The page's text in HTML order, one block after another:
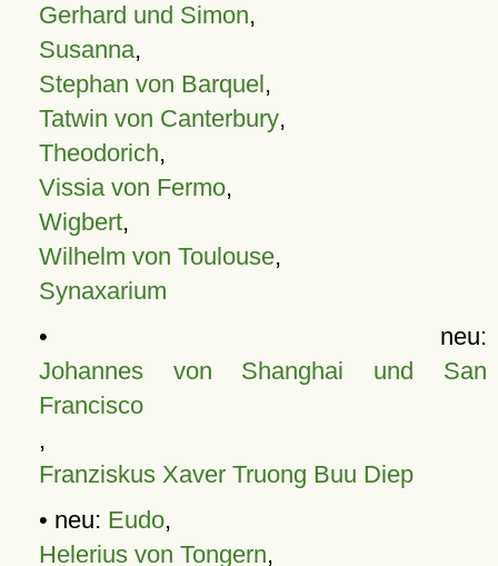
Gerhard und Simon,
Susanna,
Stephan von Barquel,
Tatwin von Canterbury,
Theodorich,
Vissia von Fermo,
Wigbert,
Wilhelm von Toulouse,
Synaxarium
• neu:
Johannes von Shanghai und San
Francisco
,
Franziskus Xaver Truong Buu Diep
• neu: Eudo,
Helerius von Tongern,